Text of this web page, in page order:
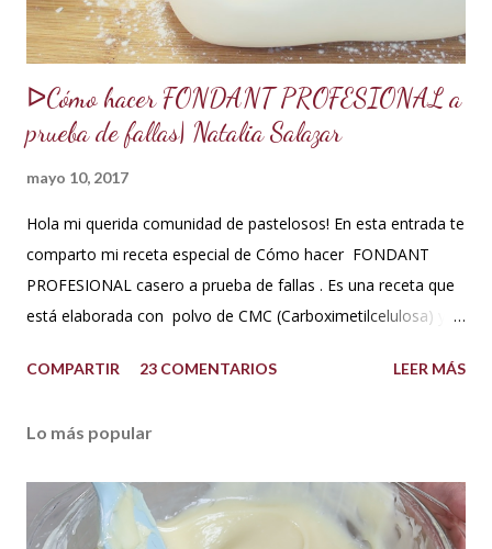
ᐅCómo hacer FONDANT PROFESIONAL a
prueba de fallas| Natalia Salazar
mayo 10, 2017
Hola mi querida comunidad de pastelosos! En esta entrada te
comparto mi receta especial de Cómo hacer FONDANT
PROFESIONAL casero a prueba de fallas . Es una receta que
está elaborada con polvo de CMC (Carboximetilcelulosa) y
que le aportan a la masa elasticidad, firmeza y le ayudan a
*1 kilo o 2.2 libras de Azúcar impalpable micro pulverizada o
maíz o miel de Karo (1/2 taza). Y para climas cálidos usar
Glucosa, la misma cantidad. *7.5 ml de CMC o Tylose *2.5
COMPARTIR 23 COMENTARIOS LEER MÁS
Lo más popular